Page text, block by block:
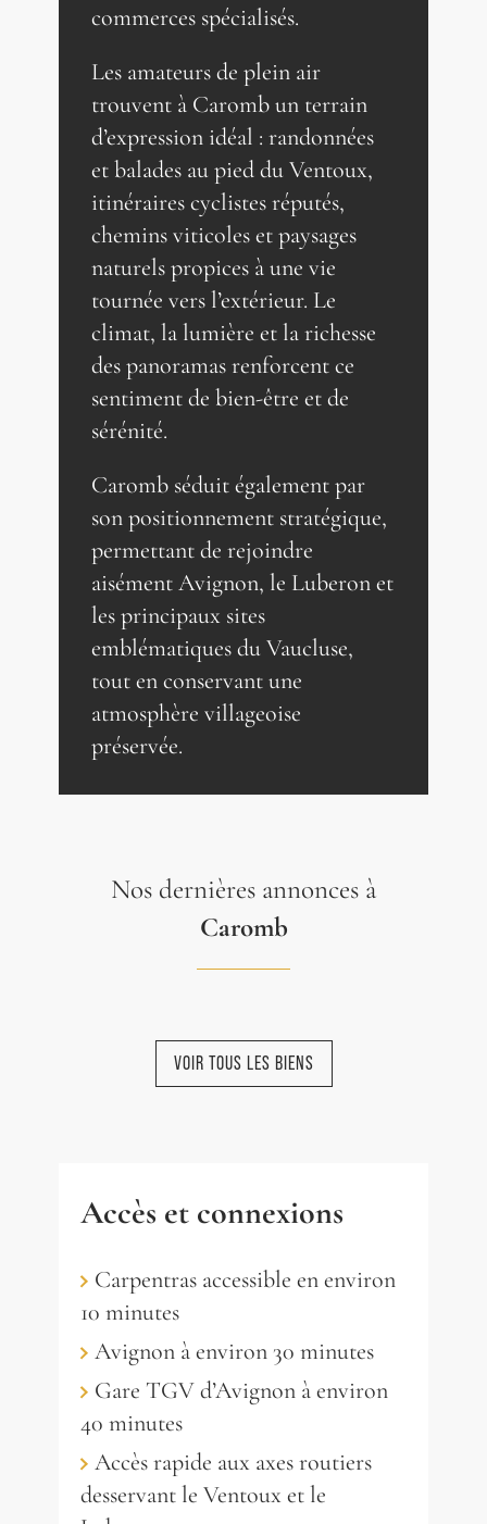
commerces spécialisés.
Les amateurs de plein air
trouvent à Caromb un terrain
d’expression idéal : randonnées
et balades au pied du Ventoux,
itinéraires cyclistes réputés,
chemins viticoles et paysages
naturels propices à une vie
tournée vers l’extérieur. Le
climat, la lumière et la richesse
des panoramas renforcent ce
sentiment de bien-être et de
sérénité.
Caromb séduit également par
son positionnement stratégique,
permettant de rejoindre
aisément Avignon, le Luberon et
les principaux sites
emblématiques du Vaucluse,
tout en conservant une
atmosphère villageoise
préservée.
Nos dernières annonces à
Caromb
CAROMB
Magnifique domaine viticole
avec gîtes au pied du Mont
Ventoux et des Dentelles
3 340 000 €
RÉF. 019110
VOIR TOUS LES BIENS
Accès et connexions
Carpentras accessible en environ
10 minutes
Avignon à environ 30 minutes
Gare TGV d’Avignon à environ
40 minutes
Accès rapide aux axes routiers
desservant le Ventoux et le